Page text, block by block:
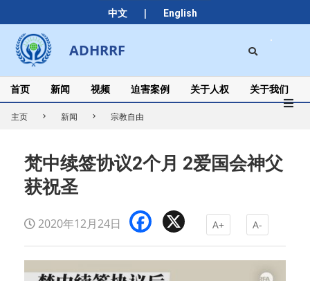
中文 | English
to
content
ADHRRF
Secondary
Navigation
Menu
首页 新闻 视频 迫害案例 关于人权 关于我们
主页 新闻 宗教自由
梵中续签协议2个月 2爱国会神父
获祝圣
2020年12月24日 Facebook A+ A-